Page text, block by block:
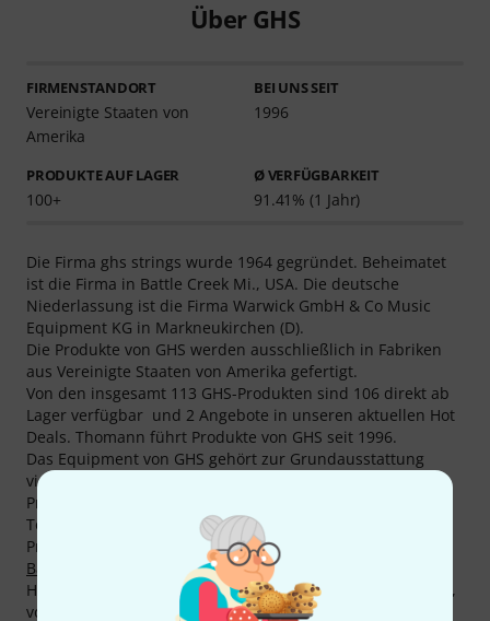
Über GHS
FIRMENSTANDORT
Vereinigte Staaten von
Amerika
BEI UNS SEIT
1996
PRODUKTE AUF LAGER
100+
Ø VERFÜGBARKEIT
91.41% (1 Jahr)
Die Firma ghs strings wurde 1964 gegründet. Beheimatet
ist die Firma in Battle Creek Mi., USA. Die deutsche
Niederlassung ist die Firma Warwick GmbH & Co Music
Equipment KG in Markneukirchen (D).
Die Produkte von GHS werden ausschließlich in Fabriken
aus Vereinigte Staaten von Amerika gefertigt.
Von den insgesamt 113 GHS-Produkten sind 106 direkt ab
Lager verfügbar und 2 Angebote in unseren aktuellen Hot
Deals. Thomann führt Produkte von GHS seit 1996.
Das Equipment von GHS gehört zur Grundausstattung
vieler Musiker. Jeder 50-ste Kunde hat mindestens ein
Produkt von GHS bei uns gekauft.
Top-Seller von GHS finden sich derzeit z. B. in den
Produktkategorien
Steelguitar Saiten
Ball End Saiten
12-Saiter Gitarrensätze
Highlight und Dauerbrenner ist das Produkt
,
von dem wir inzwischen mehr als 100.000 verkauft haben.